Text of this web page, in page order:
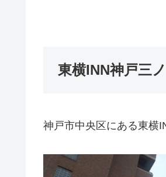
東横INN神戸三
神戸市中央区にある東横